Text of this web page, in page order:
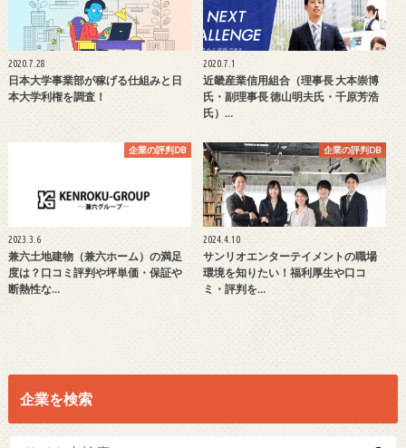
2020.7.28
日本大学事業部が稼げる仕組みと日
本大学利権を調査！
2020.7.1
近畿産業信用組合（理事長 大本崇博
氏・副理事長 徳山明夫氏・千原芳浩
氏）…
企業の評判DB
2023.3.6
兼六土地建物（兼六ホーム）の満足
度は？口コミ評判や坪単価・保証や
断熱性な…
企業の評判DB
2024.4.10
サンリオエンターテイメントの職場
環境を知りたい！福利厚生や口コ
ミ・評判を…
企業を検索